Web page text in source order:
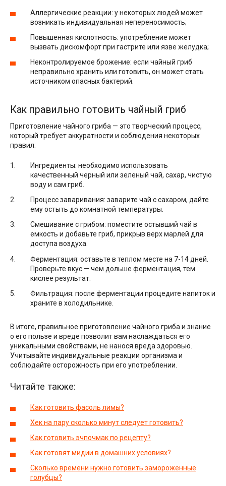
Аллергические реакции: у некоторых людей может
возникать индивидуальная непереносимость;
Повышенная кислотность: употребление может
вызвать дискомфорт при гастрите или язве желудка;
Неконтролируемое брожение: если чайный гриб
неправильно хранить или готовить, он может стать
источником опасных бактерий.
Как правильно готовить чайный гриб
Приготовление чайного гриба — это творческий процесс,
который требует аккуратности и соблюдения некоторых
правил:
Ингредиенты: необходимо использовать
качественный черный или зеленый чай, сахар, чистую
воду и сам гриб.
Процесс заваривания: заварите чай с сахаром, дайте
ему остыть до комнатной температуры.
Смешивание с грибом: поместите остывший чай в
емкость и добавьте гриб, прикрыв верх марлей для
доступа воздуха.
Ферментация: оставьте в теплом месте на 7-14 дней.
Проверьте вкус — чем дольше ферментация, тем
кислее результат.
Фильтрация: после ферментации процедите напиток и
храните в холодильнике.
В итоге, правильное приготовление чайного гриба и знание
о его пользе и вреде позволит вам наслаждаться его
уникальными свойствами, не нанося вреда здоровью.
Учитывайте индивидуальные реакции организма и
соблюдайте осторожность при его употреблении.
Читайте также:
Как готовить фасоль лимы?
Хек на пару сколько минут следует готовить?
Как готовить эчпочмак по рецепту?
Как готовят мидии в домашних условиях?
Сколько времени нужно готовить замороженные
голубцы?